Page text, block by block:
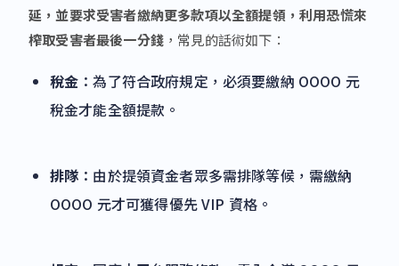
延，並要求受害者繳納更多款項以全額提領，利用恐慌來
榨取受害者最後一分錢 ，常見的話術如下：
稅金 ：為了符合政府規定，必須要繳納 OOOO 元
稅金才能全額提款。
排隊 ：由於提領資金者眾多需排隊等候，需繳納
OOOO 元才可獲得優先 VIP 資格。